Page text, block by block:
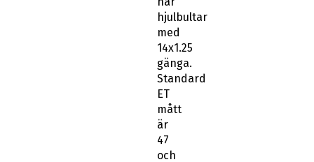
hjulbultar
med
14x1.25
gänga.
Standard
ET
mått
är
47
och